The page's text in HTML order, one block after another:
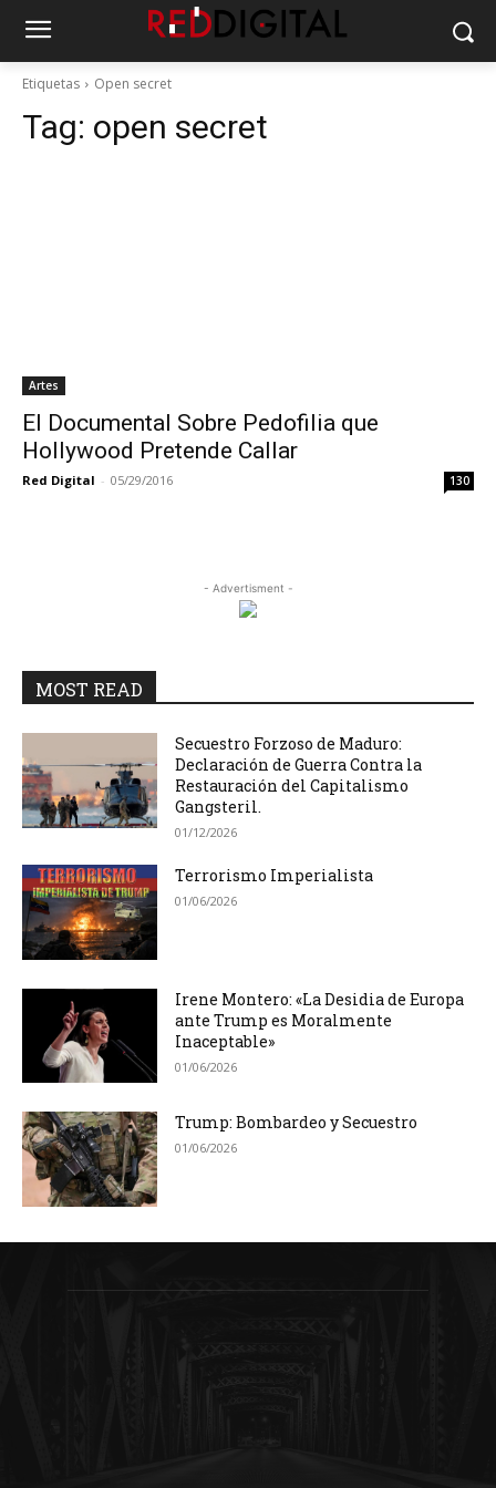
Etiquetas Open secret
Tag: open secret
Artes
El Documental Sobre Pedofilia que
Hollywood Pretende Callar
Red Digital - 05/29/2016 130
- Advertisment -
MOST READ
Secuestro Forzoso de Maduro:
Declaración de Guerra Contra la
Restauración del Capitalismo
Gangsteril.
01/12/2026
Terrorismo Imperialista
01/06/2026
Irene Montero: «La Desidia de Europa
ante Trump es Moralmente
Inaceptable»
01/06/2026
Trump: Bombardeo y Secuestro
01/06/2026